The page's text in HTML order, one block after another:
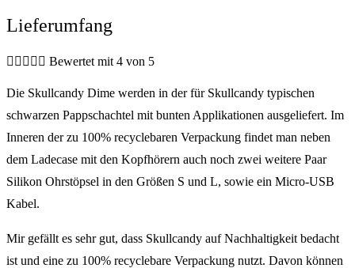
Lieferumfang
     Bewertet mit 4 von 5
Die Skullcandy Dime werden in der für Skullcandy typischen
schwarzen Pappschachtel mit bunten Applikationen ausgeliefert. Im
Inneren der zu 100% recyclebaren Verpackung findet man neben
dem Ladecase mit den Kopfhörern auch noch zwei weitere Paar
Silikon Ohrstöpsel in den Größen S und L, sowie ein Micro-USB
Kabel.
Mir gefällt es sehr gut, dass Skullcandy auf Nachhaltigkeit bedacht
ist und eine zu 100% recyclebare Verpackung nutzt. Davon können